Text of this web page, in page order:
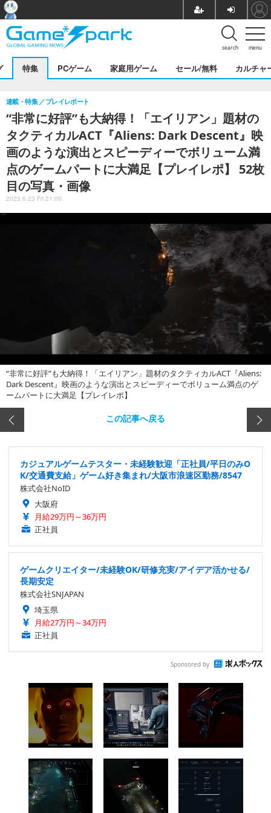
menu
search
特集 PCゲーム 家庭用ゲーム セール/無料 カルチャ
“非常に好評”も大納得！「エイリアン」題材の
タクティカルACT『Aliens: Dark Descent』映
画のような演出とスピーディーでボリューム満
点のゲームパートに大満足【プレイレポ】 52枚
目の写真・画像
連載・特集 プレイレポート
2023.6.23 Fri 21:00
“非常に好評”も大納得！「エイリアン」題材のタクティカルACT『Aliens:
Dark Descent』映画のような演出とスピーディーでボリューム満点のゲ
ームパートに大満足【プレイレポ】
この記事へ戻る
カジュアルゲームテスター・未経験歓迎「正社員/平日のみO
K/交通費支給」ゲーム好き集まれ/大阪市浪速区勤務/8547
株式会社NoID
大阪府
月給29万円～36万円
正社員
ゲームクリエイター/未経験OK/研修充実/アイデア活かせる/
長期安定
株式会社SNJAPAN
埼玉県
月給27万円～34万円
正社員
Sponsored by